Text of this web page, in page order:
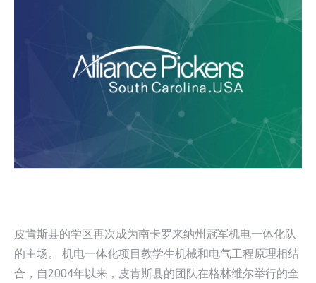
皮肯斯县的学区再次成为南卡罗来纳州冠军机电一体化队
的主场。 机电一体化项目教学生机械和电气工程原理相结
合，自2004年以来，皮肯斯县的团队在格林维尔举行的全